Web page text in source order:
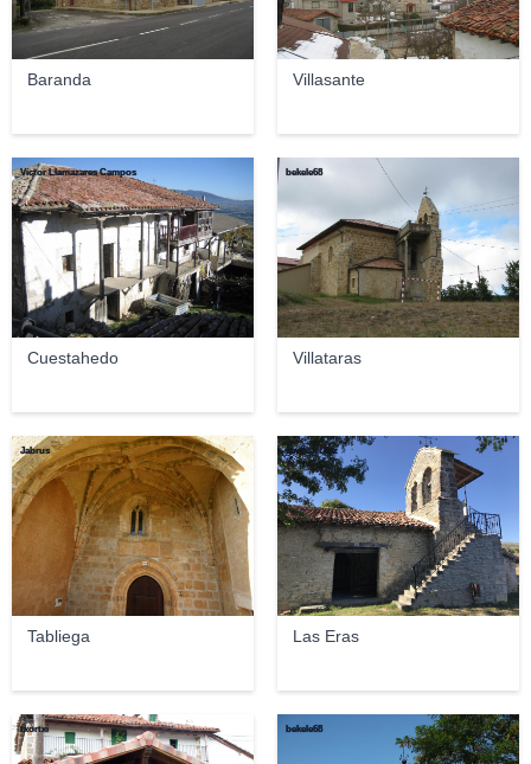
Baranda Villasante
Cuestahedo
Víctor Llamazares Campos
Villataras
bekele68
Tabliega
Jabrus
Las Eras
Joseba Diez
txortxi bekele68